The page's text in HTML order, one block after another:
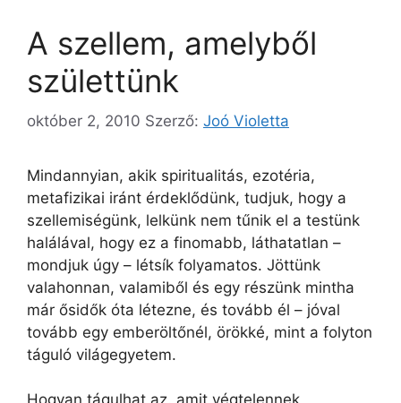
A szellem, amelyből
születtünk
október 2, 2010 Szerző: Joó Violetta
Mindannyian, akik spiritualitás, ezotéria,
metafizikai iránt érdeklődünk, tudjuk, hogy a
szellemiségünk, lelkünk nem tűnik el a testünk
halálával, hogy ez a finomabb, láthatatlan –
mondjuk úgy – létsík folyamatos. Jöttünk
valahonnan, valamiből és egy részünk mintha
már ősidők óta létezne, és tovább él – jóval
tovább egy emberöltőnél, örökké, mint a folyton
táguló világegyetem.
Hogyan tágulhat az, amit végtelennek